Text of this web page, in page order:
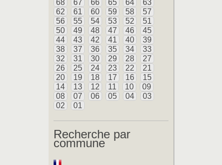
68
67 66 65 64
63
62
61 60 59 58
57
56
55 54 53 52
51
50
49 48 47 46
45
44
43 42 41 40
39
38
37 36 35 34
33
32
31 30 29 28
27
26
25 24 23 22
21
20
19 18 17 16
15
14
13 12 11 10
09
08
07 06 05 04
03
02
01
Recherche par
commune